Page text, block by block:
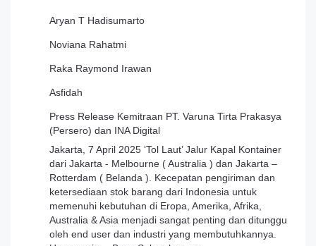
Aryan T Hadisumarto
Noviana Rahatmi
Raka Raymond Irawan
Asfidah
Press Release Kemitraan PT. Varuna Tirta Prakasya
(Persero) dan INA Digital
Jakarta, 7 April 2025 ‘Tol Laut’ Jalur Kapal Kontainer
dari Jakarta - Melbourne ( Australia ) dan Jakarta –
Rotterdam ( Belanda ). Kecepatan pengiriman dan
ketersediaan stok barang dari Indonesia untuk
memenuhi kebutuhan di Eropa, Amerika, Afrika,
Australia & Asia menjadi sangat penting dan ditunggu
oleh end user dan industri yang membutuhkannya.